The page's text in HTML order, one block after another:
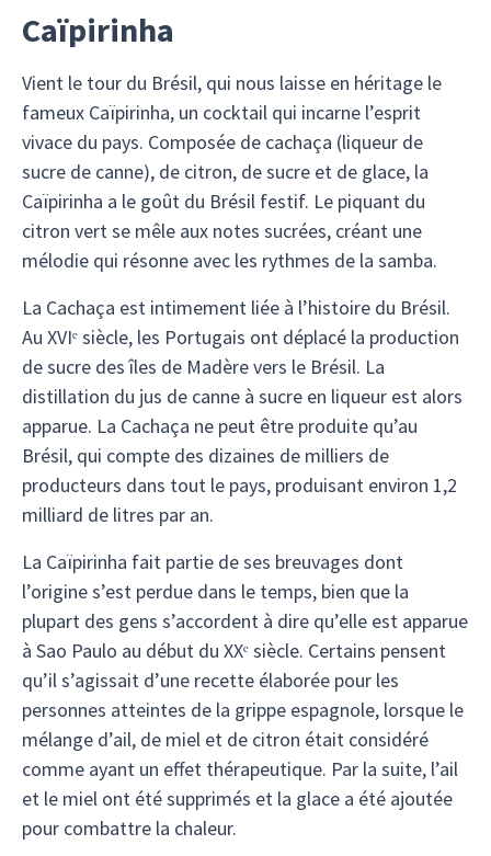
Caïpirinha
Vient le tour du Brésil, qui nous laisse en héritage le
fameux Caïpirinha, un cocktail qui incarne l’esprit
vivace du pays. Composée de cachaça (liqueur de
sucre de canne), de citron, de sucre et de glace, la
Caïpirinha a le goût du Brésil festif. Le piquant du
citron vert se mêle aux notes sucrées, créant une
mélodie qui résonne avec les rythmes de la samba.
La Cachaça est intimement liée à l’histoire du Brésil.
Au XVIᵉ siècle, les Portugais ont déplacé la production
de sucre des îles de Madère vers le Brésil. La
distillation du jus de canne à sucre en liqueur est alors
apparue. La Cachaça ne peut être produite qu’au
Brésil, qui compte des dizaines de milliers de
producteurs dans tout le pays, produisant environ 1,2
milliard de litres par an.
La Caïpirinha fait partie de ses breuvages dont
l’origine s’est perdue dans le temps, bien que la
plupart des gens s’accordent à dire qu’elle est apparue
à Sao Paulo au début du XXᵉ siècle. Certains pensent
qu’il s’agissait d’une recette élaborée pour les
personnes atteintes de la grippe espagnole, lorsque le
mélange d’ail, de miel et de citron était considéré
comme ayant un effet thérapeutique. Par la suite, l’ail
et le miel ont été supprimés et la glace a été ajoutée
pour combattre la chaleur.